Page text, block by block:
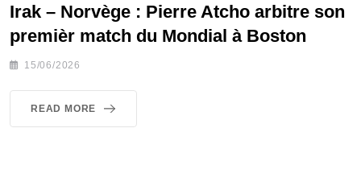
‎Irak – Norvège : Pierre Atcho arbitre son
premièr match du Mondial à Boston
15/06/2026
READ MORE